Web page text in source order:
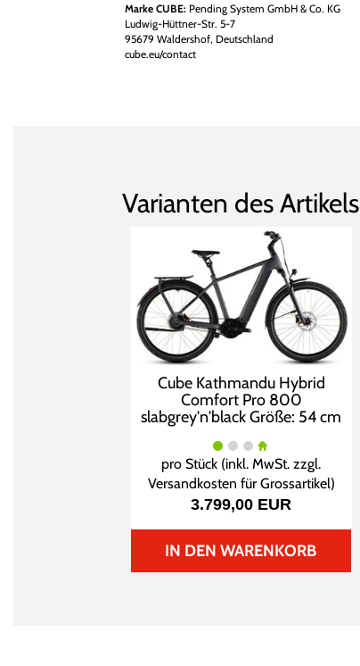
Marke CUBE:Pending System GmbH & Co. KG
Ludwig-Hüttner-Str. 5-7
95679 Waldershof, Deutschland
cube.eu/contact
Varianten des Artikels
Cube Kathmandu Hybrid
Comfort Pro 800
slabgrey'n'black Größe: 54 cm
pro Stück (inkl. MwSt. zzgl.
Versandkosten für Grossartikel)
3.799,00 EUR
IN DEN WARENKORB